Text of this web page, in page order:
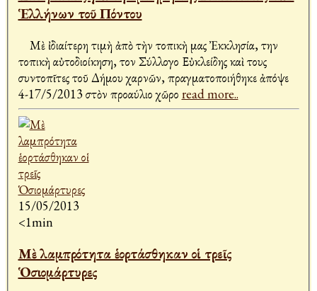
Ἑλλήνων τοῦ Πόντου
Μὲ ἰδιαίτερη τιμὴ ἀπὸ τὴν τοπικὴ μας Ἐκκλησία, την
τοπικὴ αὐτοδιοίκηση, τον Σύλλογο Εὐκλείδης καὶ τους
συντοπῖτες τοῦ Δήμου Ἀχαρνῶν, πραγματοποιήθηκε ἀπόψε
4-17/5/2013 στὸν προαύλιο χῶρο read more..
15/05/2013
<1min
Μὲ λαμπρότητα ἑορτάσθηκαν οἱ τρεῖς
Ὁσιομάρτυρες